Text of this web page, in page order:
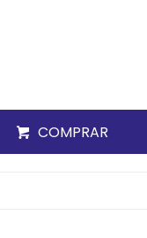
COMPRAR